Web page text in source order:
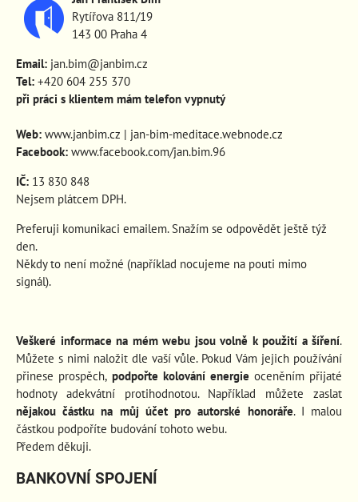
Rytířova 811/19
143 00 Praha 4
Email: jan.bim@janbim.cz
Tel: +420 604 255 370
při práci s klientem mám telefon vypnutý
Web: www.janbim.cz | jan-bim-meditace.webnode.cz
Facebook: www.facebook.com/jan.bim.96
IČ: 13 830 848
Nejsem plátcem DPH.
Preferuji komunikaci emailem. Snažím se odpovědět ještě týž
den.
Někdy to není možné (například nocujeme na pouti mimo
signál).
Veškeré informace na mém webu jsou volně k použití a šíření.
Můžete s nimi naložit dle vaší vůle. Pokud Vám jejich používání
přinese prospěch, podpořte kolování energie oceněním přijaté
hodnoty adekvátní protihodnotou. Například můžete zaslat
nějakou částku na můj účet pro autorské honoráře. I malou
částkou podpoříte budování tohoto webu.
Předem děkuji.
BANKOVNÍ SPOJENÍ